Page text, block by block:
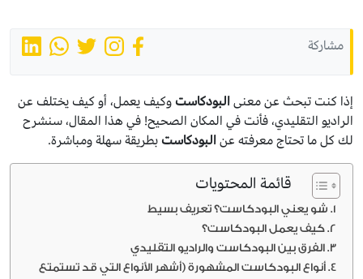
مشاركة
إذا كنت تبحث عن معنىالبودكاست وكيف يعمل، أو كيف يختلف عن
الراديو التقليدي، فأنت في المكان الصحيح! في هذا المقال، سنشرح
لك كل ما تحتاج معرفته عنالبودكاست بطريقة سهلة ومباشرة.
قائمة المحتويات
شو يعني البودكاست؟ تعريف بسيط
كيف يعمل البودكاست؟
الفرق بين البودكاست والراديو التقليدي
أنواع البودكاست المشهورة (أشهر الأنواع التي قد تستمتع